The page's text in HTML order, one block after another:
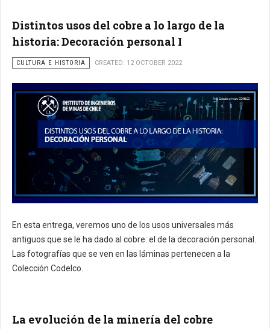
Distintos usos del cobre a lo largo de la
historia: Decoración personal I
CULTURA E HISTORIA CREATED: 12 OCTOBER 2022
En esta entrega, veremos uno de los usos universales más
antiguos que se le ha dado al cobre: el de la decoración personal.
Las fotografías que se ven en las láminas pertenecen a la
Colección Codelco.
La evolución de la minería del cobre